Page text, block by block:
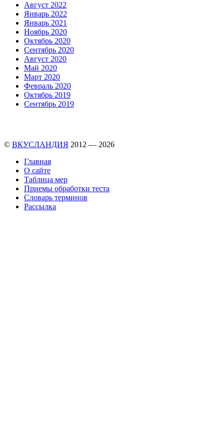
Август 2022
Январь 2022
Январь 2021
Ноябрь 2020
Октябрь 2020
Сентябрь 2020
Август 2020
Май 2020
Март 2020
Февраль 2020
Октябрь 2019
Сентябрь 2019
© ВКУСЛАНДИЯ 2012 — 2026
Главная
О сайте
Таблица мер
Приемы обработки теста
Словарь терминов
Рассылка